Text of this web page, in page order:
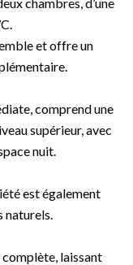
et offre un
comprend une
supérieur, avec
nuit.
est également
naturels.
complète, laissant